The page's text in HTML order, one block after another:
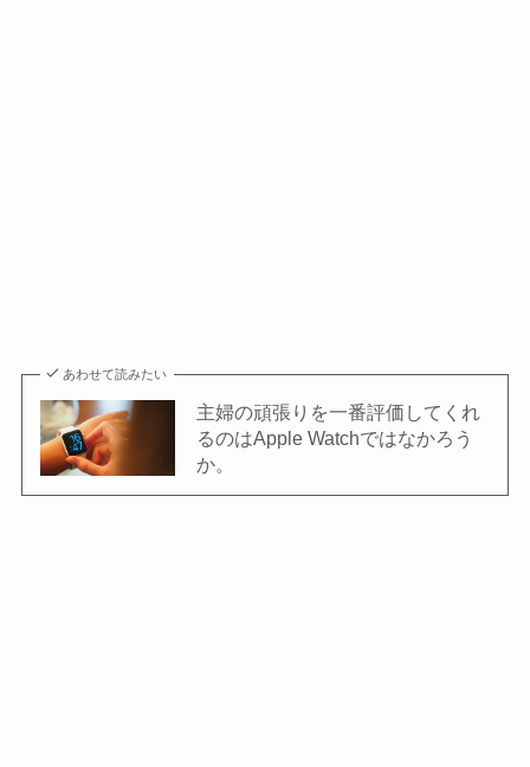
あわせて読みたい
主婦の頑張りを一番評価してくれ
るのはApple Watchではなかろう
か。